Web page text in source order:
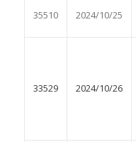
35510 2024/10/25
33529 2024/10/26